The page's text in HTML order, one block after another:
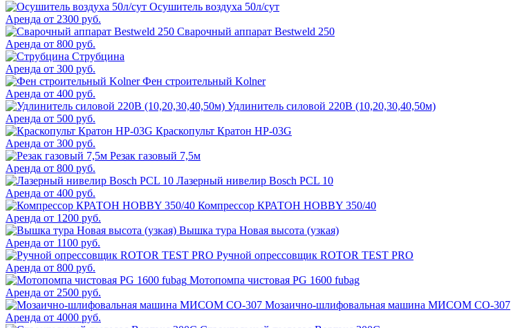
Осушитель воздуха 50л/сут
Аренда от 2300 руб.
Сварочный аппарат Bestweld 250
Аренда от 800 руб.
Струбцина
Аренда от 300 руб.
Фен строительный Kolner
Аренда от 400 руб.
Удлинитель силовой 220В (10,20,30,40,50м)
Аренда от 500 руб.
Краскопульт Кратон HP-03G
Аренда от 300 руб.
Резак газовый 7,5м
Аренда от 800 руб.
Лазерный нивелир Bosch PCL 10
Аренда от 400 руб.
Компрессор КРАТОН HOBBY 350/40
Аренда от 1200 руб.
Вышка тура Новая высота (узкая)
Аренда от 1100 руб.
Ручной опрессовщик ROTOR TEST PRO
Аренда от 800 руб.
Мотопомпа чистовая PG 1600 fubag
Аренда от 2500 руб.
Мозаично-шлифовальная машина МИСОМ СО-307
Аренда от 4000 руб.